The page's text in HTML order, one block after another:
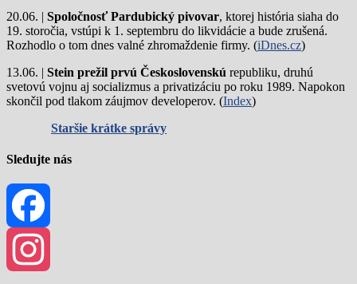
20.06. | Spoločnosť Pardubický pivovar, ktorej história siaha do
19. storočia, vstúpi k 1. septembru do likvidácie a bude zrušená.
Rozhodlo o tom dnes valné zhromaždenie firmy. (iDnes.cz)
13.06. | Stein prežil prvú Československú republiku, druhú
svetovú vojnu aj socializmus a privatizáciu po roku 1989. Napokon
skončil pod tlakom záujmov developerov. (Index)
Staršie krátke správy
Sledujte nás
Facebook